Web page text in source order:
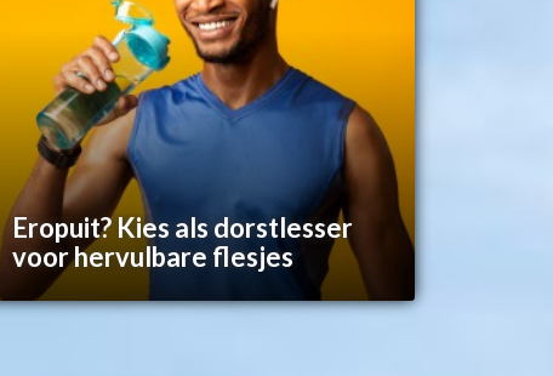
Eropuit? Kies als dorstlesser
voor hervulbare flesjes